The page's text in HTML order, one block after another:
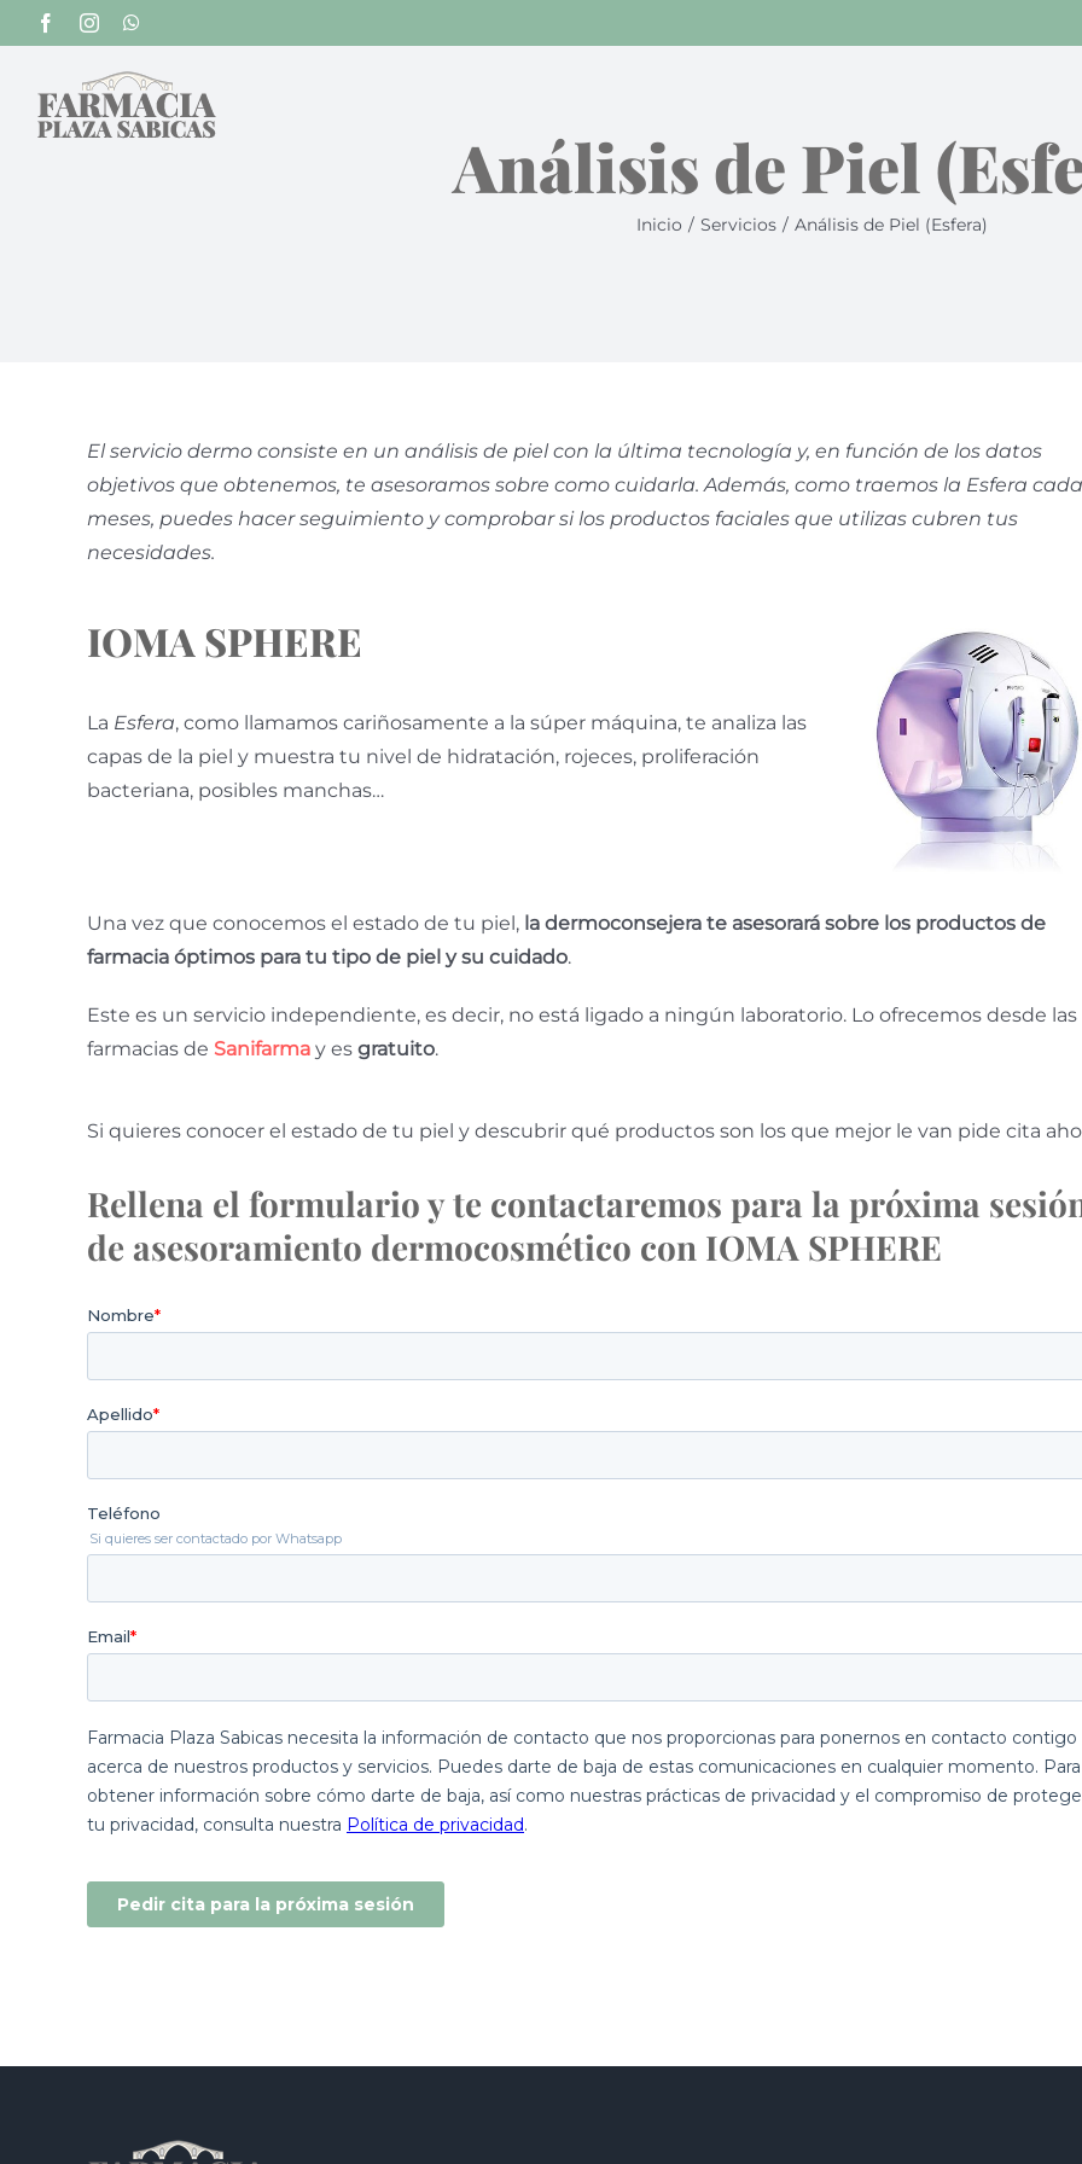
Saltar
al
contenido
FacebookInstagram
Análisis de Piel
Inicio / Servicios / Análisis de Piel (Esfera)
El servicio dermo consiste en un análisis de piel con la última tecnología y, en función de los datos
objetivos que obtenemos, te asesoramos sobre como cuidarla. Además, como traemos la Esfera
meses, puedes hacer seguimiento y comprobar si los productos faciales que utilizas cubren tus
necesidades.
IOMA SPHERE
La Esfera, como llamamos cariñosamente a la súper máquina, te analiza las
capas de la piel y muestra tu nivel de hidratación, rojeces, proliferación
bacteriana, posibles manchas…
Una vez que conocemos el estado de tu piel, la dermoconsejera te asesorará sobre los productos de
farmacia óptimos para tu tipo de piel y su cuidado.
Este es un servicio independiente, es decir, no está ligado a ningún laboratorio. Lo ofrecemos desde las
farmacias de Sanifarma y es gratuito.
Si quieres conocer el estado de tu piel y descubrir qué productos son los que mejor le van pide cita
Rellena el formulario y te contactaremos para la próxima
de asesoramiento dermocosmético con IOMA SPHERE